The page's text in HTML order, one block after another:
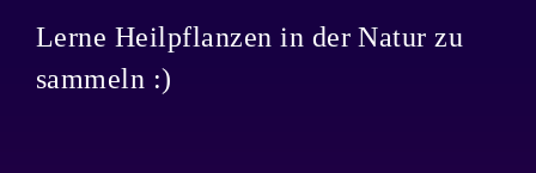
Lerne Heilpflanzen in der Natur zu
sammeln :)